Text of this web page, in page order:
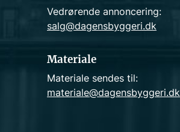
Vedrørende annoncering:
salg@dagensbyggeri.dk
Materiale
Materiale sendes til:
materiale@dagensbyggeri.dk